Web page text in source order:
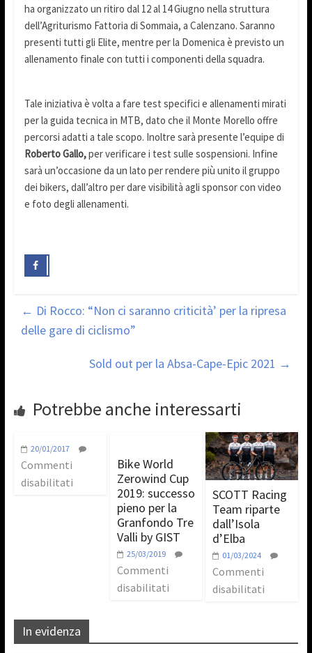
ha organizzato un ritiro dal 12 al 14 Giugno nella struttura
dell’Agriturismo Fattoria di Sommaia, a Calenzano. Saranno
presenti tutti gli Elite, mentre per la Domenica è previsto un
allenamento finale con tutti i componenti della squadra.
Tale iniziativa è volta a fare test specifici e allenamenti mirati
per la guida tecnica in MTB, dato che il Monte Morello offre
percorsi adatti a tale scopo. Inoltre sarà presente l’equipe di
Roberto Gallo,per verificare i test sulle sospensioni. Infine
sarà un’occasione da un lato per rendere più unito il gruppo
dei bikers, dall’altro per dare visibilità agli sponsor con video
e foto degli allenamenti.
← Di Rocco: “Non ci saranno criticità’ per la ripresa
delle gare di ciclismo”
Sold out per la Absa-Cape-Epic 2021 →
Potrebbe anche interessarti
20/01/2017
Commenti
disabilitati
Bike World
Zerowind Cup
2019: successo
pieno per la
Granfondo Tre
Valli by GIST
25/03/2019
Commenti
disabilitati
SCOTT Racing
Team riparte
dall’Isola
d’Elba
01/03/2024
Commenti
disabilitati
In evidenza